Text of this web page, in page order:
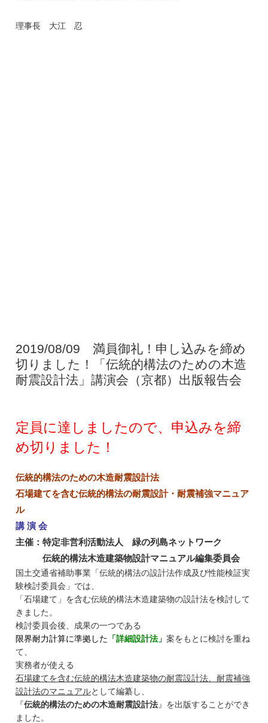
理事長 大江 忍
2019/08/09 満員御礼！申し込みを締め
切りました！「伝統的構法のための木造
耐震設計法」講演会（京都）出版報告会
定員に達しましたので、申込みを締
め切りました！
伝統的構法のための木造耐震設計法
石場建てを含む伝統的構法の耐震設計・耐震補強マニュア
ル
講 演 会
主催：特定非営利活動法人 緑の列島ネットワーク
伝統的構法木造建築物設計マニュアル編集委員会
国土交通省補助事業「伝統的構法の設計法作成及び性能検証実
験検討委員会」 では、
「石場建て」を含む伝統的構法木造建築物の設計法を検討して
きました。
検討委員会後、成果の一つである
限界耐力計算に準拠した 「詳細設計法」案をもとに検討を重ね
て、
実務者が使える
石場建てを含む伝統的構法木造建築物の耐震設計法、耐震補強
設計法のマニュアルとして編纂し、
『伝統的構法のための木造耐震設計法』を出版することができ
ました。